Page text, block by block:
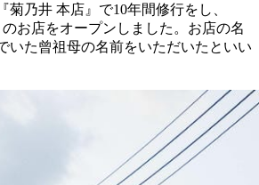
菊乃井 本店』で10年間修行をし、
お店をオープンしました。お店の名
いた曾祖母の名前をいただいたといい